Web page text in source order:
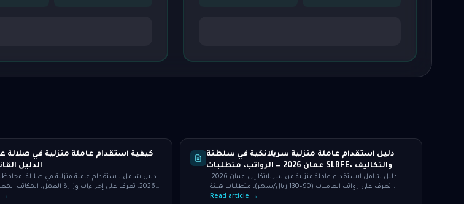
الدليل
دليل شامل لاستقدام عاملة منزلية في صلالة،
2026. تعرف على إجراءات وزارة العمل، المكاتب
→
دليل استقدام عاملة منزلية سريلانكية في سلطنة
عمان 2026 — الرواتب، متطلبات SLBFE، والتكاليف
دليل شامل لاستقدام عاملة منزلية من سريلانكا إلى عمان 2026.
تعرف على رواتب العاملات (90–130 ريال/شهر)، متطلبات هيئة
Read article →